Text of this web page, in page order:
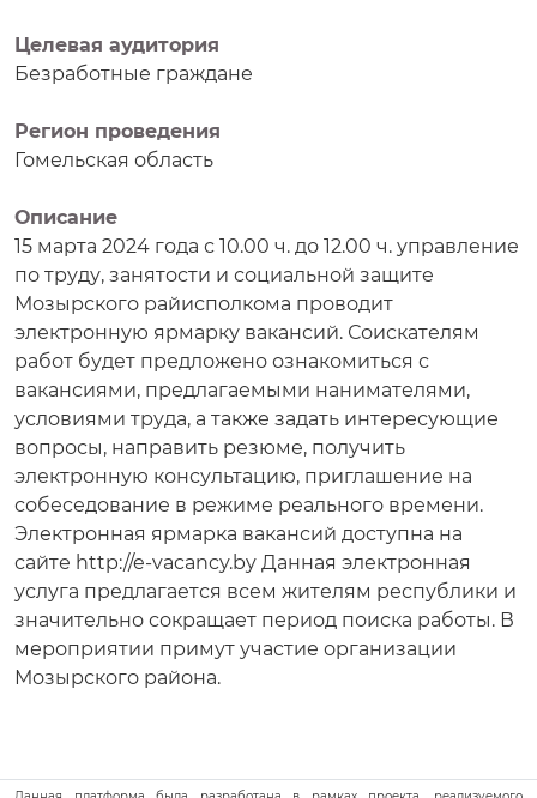
Целевая аудитория
Безработные граждане
Регион проведения
Гомельская область
Описание
15 марта 2024 года с 10.00 ч. до 12.00 ч. управление
по труду, занятости и социальной защите
Мозырского райисполкома проводит
электронную ярмарку вакансий. Соискателям
работ будет предложено ознакомиться с
вакансиями, предлагаемыми нанимателями,
условиями труда, а также задать интересующие
вопросы, направить резюме, получить
электронную консультацию, приглашение на
собеседование в режиме реального времени.
Электронная ярмарка вакансий доступна на
сайте http://e-vacancy.by Данная электронная
услуга предлагается всем жителям республики и
значительно сокращает период поиска работы. В
мероприятии примут участие организации
Мозырского района.